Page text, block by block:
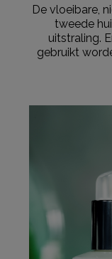
pagina.De vloeibare,
tweede
uitstraling.
gebruikt